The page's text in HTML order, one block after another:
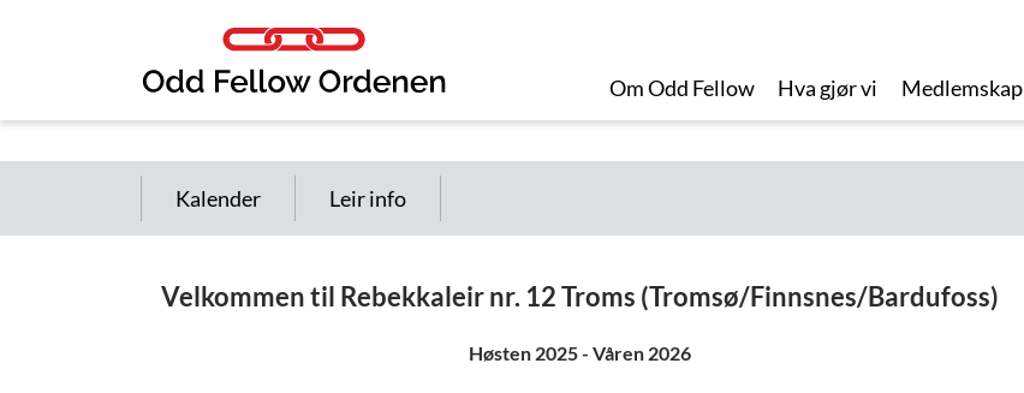
Om Odd Fellow Hva gjør vi Medlemskap
Kalender Leir info
Velkommen til Rebekkaleir nr. 12 Troms (Tromsø/Finnsnes/Bardufoss)
Høsten 2025 - Våren 2026